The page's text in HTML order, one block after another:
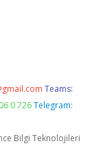
Teams:
0 726 Telegram:
Bilgi Teknolojileri